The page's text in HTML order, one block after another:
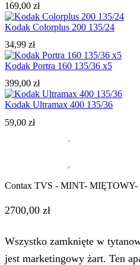
169,00 zł
Kodak Colorplus 200 135/24
34,99 zł
Kodak Portra 160 135/36 x5
399,00 zł
Kodak Ultramax 400 135/36
59,00 zł
Contax TVS - MINT- MIĘTOWY-
2700,00 zł
Wszystko zamknięte w
jest marketingowy żart. Ten